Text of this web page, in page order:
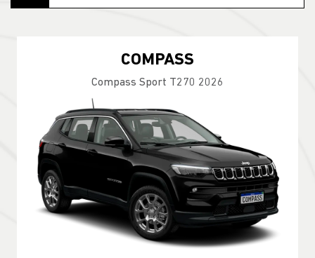
COMPASS
Compass Sport T270 2026